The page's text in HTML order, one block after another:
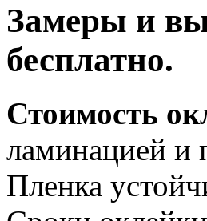
Замеры и
бесплатно.
Стоимость
ламинацией и
Пленка